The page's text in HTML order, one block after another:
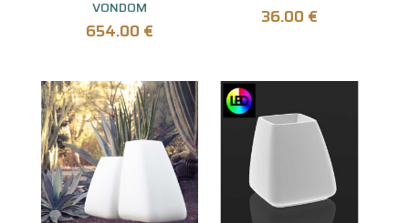
VONDOM
654.00 €
36.00 €